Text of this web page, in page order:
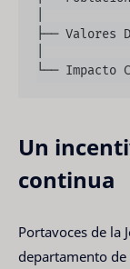
├── Valores
Un
continua
Portavoces de la
departamento